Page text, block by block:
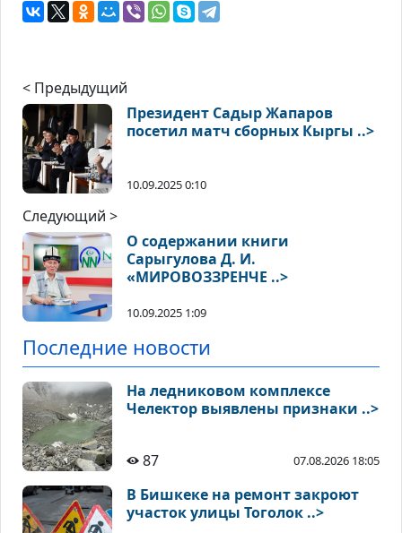
< Предыдущий
Президент Садыр Жапаров
посетил матч сборных Кыргы ..>
10.09.2025 0:10
Следующий >
О содержании книги
Сарыгулова Д. И.
«МИРОВОЗЗРЕНЧЕ ..>
10.09.2025 1:09
Последние новости
На ледниковом комплексе
Челектор выявлены признаки ..>
87 07.08.2026 18:05
В Бишкеке на ремонт закроют
участок улицы Тоголок ..>